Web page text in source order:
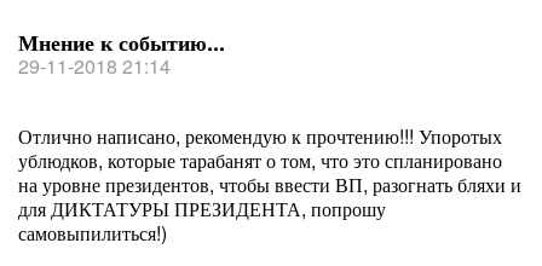
Мнение к событию...
29-11-2018 21:14
Отлично написано, рекомендую к прочтению!!! Упоротых
ублюдков, которые тарабанят о том, что это спланировано
на уровне президентов, чтобы ввести ВП, разогнать бляхи и
для ДИКТАТУРЫ ПРЕЗИДЕНТА, попрошу
самовыпилиться!)